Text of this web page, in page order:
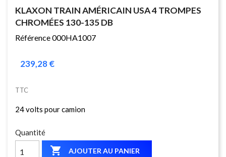
KLAXON TRAIN AMÉRICAIN USA 4 TROMPES
CHROMÉES 130-135 DB
Référence 000HA1007
239,28 €
TTC
24 volts pour camion
Quantité
 AJOUTER AU PANIER